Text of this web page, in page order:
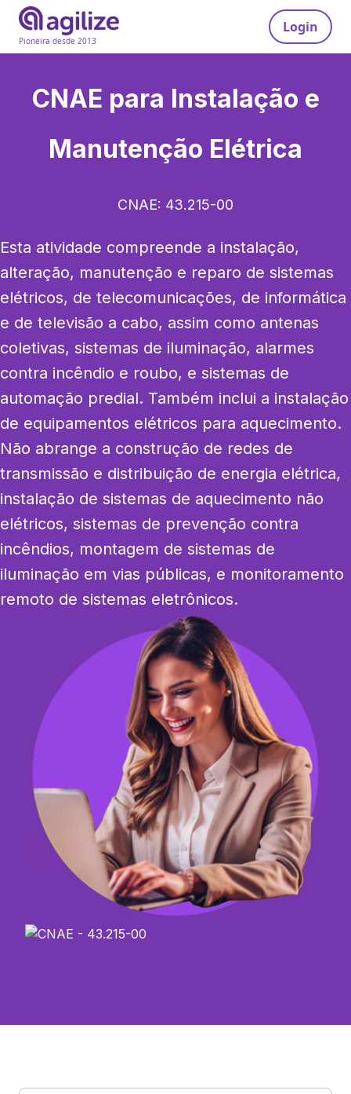
Pioneira desde 2013
Login
CNAE para Instalação e
Manutenção Elétrica
CNAE: 43.215-00
Esta atividade compreende a instalação,
alteração, manutenção e reparo de sistemas
elétricos, de telecomunicações, de informática
e de televisão a cabo, assim como antenas
coletivas, sistemas de iluminação, alarmes
contra incêndio e roubo, e sistemas de
automação predial. Também inclui a instalação
de equipamentos elétricos para aquecimento.
Não abrange a construção de redes de
transmissão e distribuição de energia elétrica,
instalação de sistemas de aquecimento não
elétricos, sistemas de prevenção contra
incêndios, montagem de sistemas de
iluminação em vias públicas, e monitoramento
remoto de sistemas eletrônicos.